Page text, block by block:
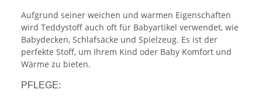
Aufgrund seiner weichen und warmen Eigenschaften
wird Teddystoff auch oft für Babyartikel verwendet, wie
Babydecken, Schlafsäcke und Spielzeug. Es ist der
perfekte Stoff, um Ihrem Kind oder Baby Komfort und
Wärme zu bieten.
PFLEGE: